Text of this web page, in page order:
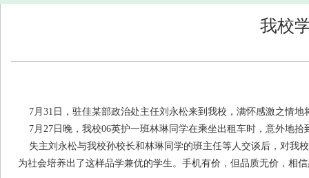
我校
7月31日，驻佳某部政治处主任刘永松来到我校，满怀感激之情地
7月27日晚，我校06英护一班林琳同学在乘坐出租车时，意外地
失主刘永松与我校孙校长和林琳同学的班主任等人交谈后，对我
为社会培养出了这样品学兼优的学生。手机有价，但品质无价，相